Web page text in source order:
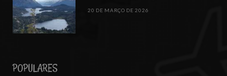
20 DE MARÇO DE 2026
POPULARES